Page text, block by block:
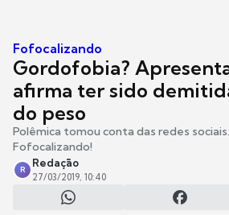
Fofocalizando
Gordofobia?
afirma ter sido
do peso
Polêmica tomou conta das redes
Fofocalizando!
R
Redação
27/03/2019, 10:40